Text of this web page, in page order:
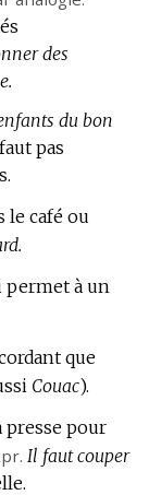
des
du bon
pas
le café ou
permet à un
que
Couac).
presse pour
Il faut couper